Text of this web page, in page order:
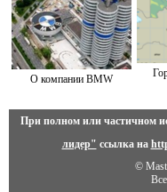
О компании BMW
При полном или частичном
лидер" ссылка на
©